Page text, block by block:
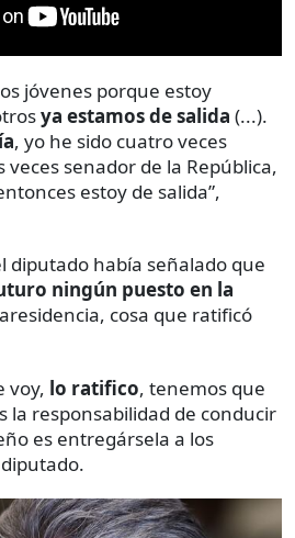
jóvenes porque estoy
ya estamos de salida (...).
, yo he sido cuatro veces
senador de la República,
estoy de salida”,
diputado había señalado que
ningún puesto en la
cosa que ratificó
voy, lo ratifico, tenemos que
la responsabilidad de conducir
es entregársela a los